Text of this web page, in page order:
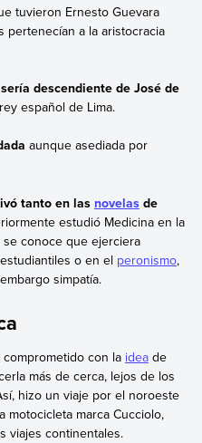
tuvieron Ernesto Guevara
pertenecían a la aristocracia
descendiente de José de
español de Lima.
aunque asediada por
tanto en las novelasde
estudió Medicina en la
se conoce que ejerciera
o en el peronismo,
simpatía.
comprometido con la ideade
más de cerca, lejos de los
hizo un viaje por el noroeste
motocicleta marca Cucciolo,
viajes continentales.